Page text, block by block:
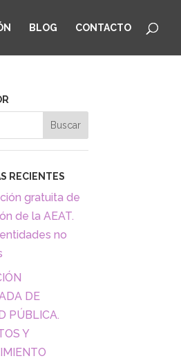
BLOG CONTACTO
RECIENTES
gratuita de
de la AEAT.
no
DE
PÚBLICA.
Y